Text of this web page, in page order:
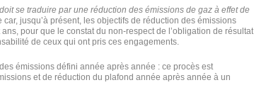
se traduire par une réduction des émissions de gaz à effet de
jusqu’à présent, les objectifs de réduction des émissions
pour que le constat du non-respect de l’obligation de résultat
de ceux qui ont pris ces engagements.
émissions défini année après année : ce procès est
et de réduction du plafond année après année à un